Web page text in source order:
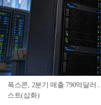
폭스콘, 2분기 매출 790억달러
스트(삽화)